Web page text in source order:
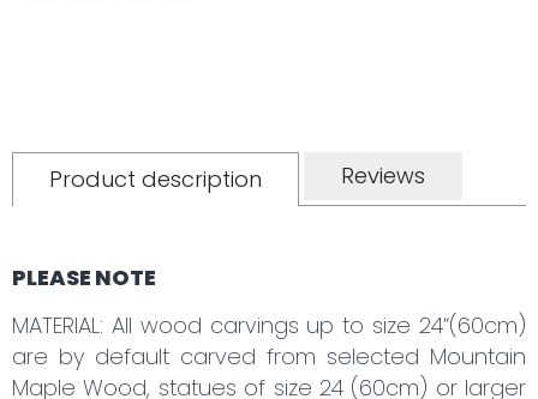
Product description Reviews
PLEASE NOTE
MATERIAL: All wood carvings up to size 24“(60cm)
are by default carved from selected Mountain
Maple Wood, statues of size 24 (60cm) or larger